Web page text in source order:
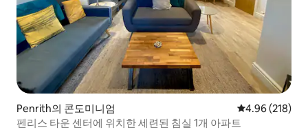
Penrith의 콘도미니엄 평점 4.96점(5
4.96 (218)
펜리스 타운 센터에 위치한 세련된 침실 1개 아파트